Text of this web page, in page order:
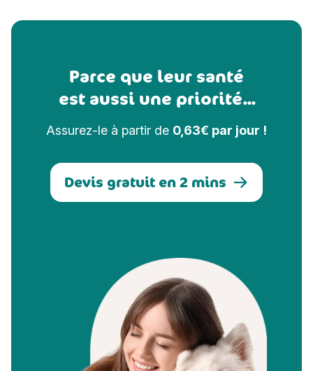
Parce que leur santé
est aussi une priorité...
Assurez-le à partir de 0,63€ par jour !
Devis gratuit en 2 mins